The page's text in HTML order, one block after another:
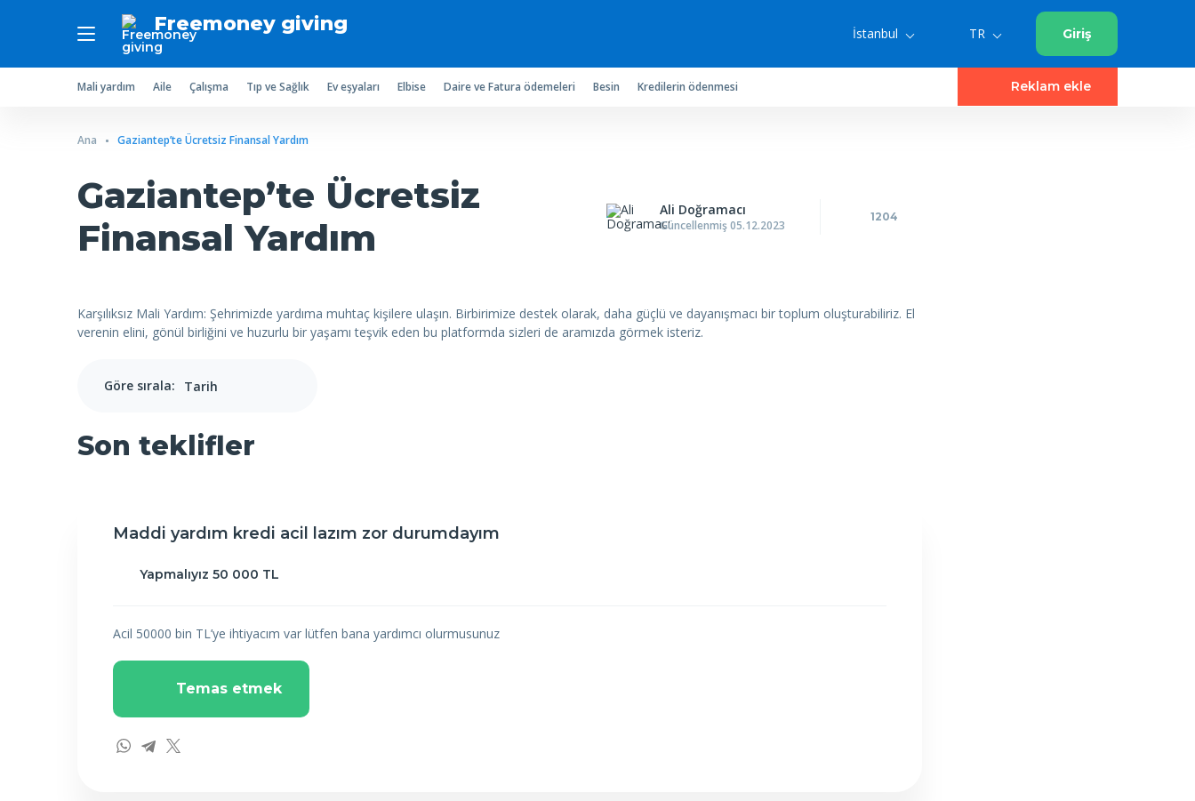
Freemoney giving İstanbul TR Giriş
Mali yardım Aile Çalışma Tıp ve Sağlık Ev eşyaları Elbise Daire ve Fatura ödemeleri Besin Kredilerin ödenmesi Reklam ekle
Ana Gaziantep’te Ücretsiz Finansal Yardım
Gaziantep’te Ücretsiz
Finansal Yardım
Ali Doğramacı
Güncellenmiş 05.12.2023
1204
Karşılıksız Mali Yardım: Şehrimizde yardıma muhtaç kişilere ulaşın. Birbirimize destek olarak, daha güçlü ve dayanışmacı bir toplum oluşturabiliriz. El
verenin elini, gönül birliğini ve huzurlu bir yaşamı teşvik eden bu platformda sizleri de aramızda görmek isteriz.
Göre sırala:
Son teklifler
Maddi yardım kredi acil lazım zor durumdayım
Yapmalıyız 50 000 TL
Acil 50000 bin TL’ye ihtiyacım var lütfen bana yardımcı olurmusunuz
Temas etmek